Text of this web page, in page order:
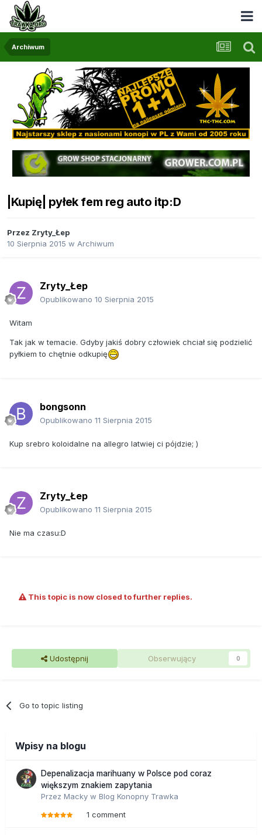
Archiwum
|Kupię| pyłek fem reg auto itp:D
Przez Zryty_Łep
10 Sierpnia 2015 w Archiwum
Zryty_Łep
Opublikowano 10 Sierpnia 2015
Witam
Tak jak w temacie. Gdyby jakiś dobry człowiek chciał się podzielić
pyłkiem to chętnie odkupię
bongsonn
Opublikowano 11 Sierpnia 2015
Kup srebro koloidalne na allegro latwiej ci pójdzie; )
Zryty_Łep
Opublikowano 11 Sierpnia 2015
Nie ma czasu:D
This topic is now closed to further replies.
Udostępnij Obserwujący 0
Go to topic listing
Wpisy na blogu
Depenalizacja marihuany w Polsce pod coraz
większym znakiem zapytania
Przez Macky w Blog Konopny Trawka
1 comment